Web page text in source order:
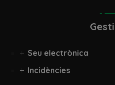
Seu electrònica
Incidències